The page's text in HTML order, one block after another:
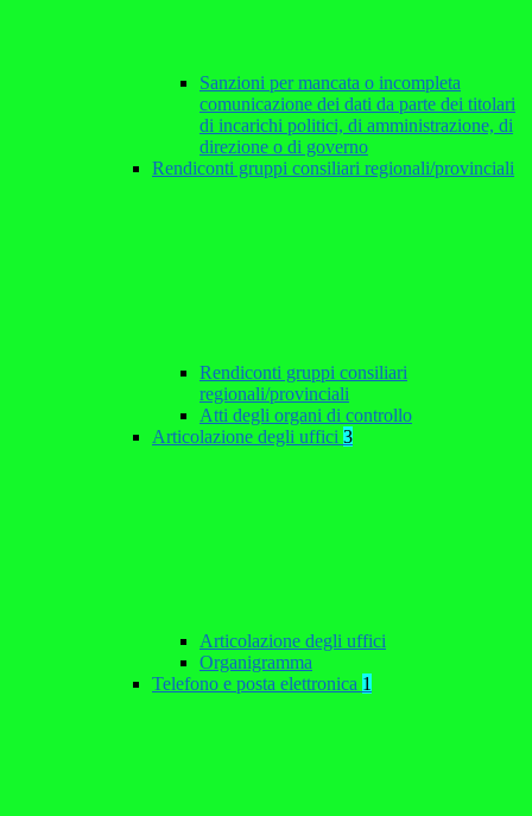
Sanzioni per mancata o incompleta
comunicazione dei dati da parte dei titolari
di incarichi politici, di amministrazione, di
direzione o di governo
Rendiconti gruppi consiliari regionali/provinciali
Rendiconti gruppi consiliari
regionali/provinciali
Atti degli organi di controllo
Articolazione degli uffici 3
Articolazione degli uffici
Organigramma
Telefono e posta elettronica 1